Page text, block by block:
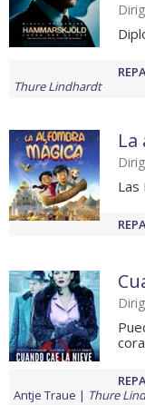
Thure Lindhardt
Las
Antje Traue
Thure